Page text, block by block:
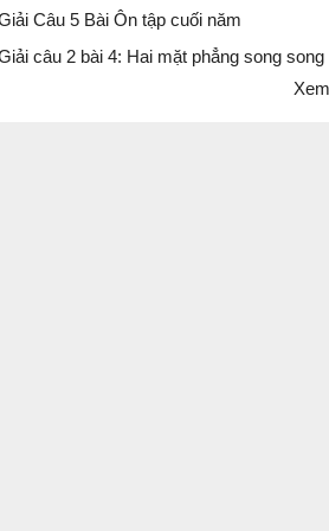
Câu 5 Bài Ôn tập cuối năm
câu 2 bài 4: Hai mặt phẳng song song